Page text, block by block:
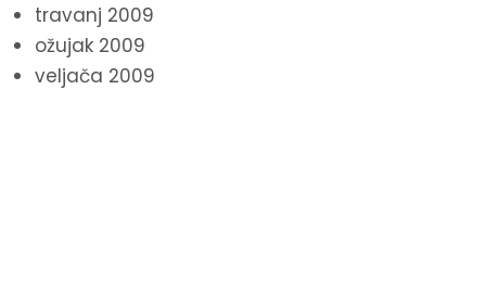
travanj 2009
ožujak 2009
veljača 2009